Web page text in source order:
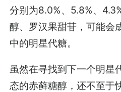
分别为8.0%、5.8%、
醇、罗汉果甜苷，可能会
中的明星代糖。
虽然在寻找到下一个明星
态的赤藓糖醇，还不至于